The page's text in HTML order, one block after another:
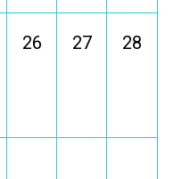
26 27 28